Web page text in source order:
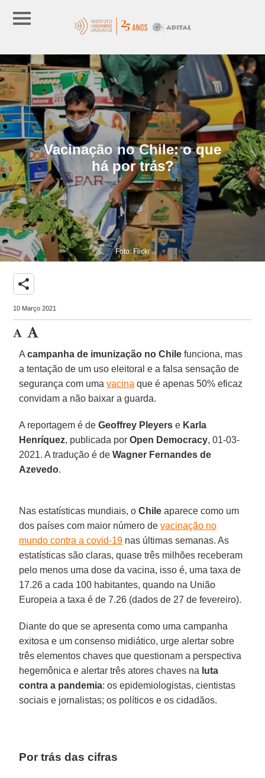
Vacinação no Chile: o que
há por trás?
Foto: Flickr
share
10 Março 2021
Acampanha de imunização no Chile funciona, mas
a tentação de um uso eleitoral e a falsa sensação de
segurança com umavacina que é apenas 50% eficaz
convidam a não baixar a guarda.
A reportagem é deGeoffrey Pleyers e Karla
Henríquez, publicada porOpen Democracy, 01-03-
2021. A tradução é deWagner Fernandes de
Azevedo.
Nas estatísticas mundiais, oChile aparece como um
dos países com maior número devacinação no
mundo contra a covid-19 nas últimas semanas. As
estatísticas são claras, quase três milhões receberam
pelo menos uma dose da vacina, isso é, uma taxa de
17.26 a cada 100 habitantes, quando na União
Europeia a taxa é de 7.26 (dados de 27 de fevereiro).
Diante do que se apresenta como uma campanha
exitosa e um consenso midiático, urge alertar sobre
três elementos chaves que questionam a perspectiva
hegemônica e alertar três atores chaves na luta
contra a pandemia: os epidemiologistas, cientistas
sociais e jornalistas; os políticos e os cidadãos.
Por trás das cifras